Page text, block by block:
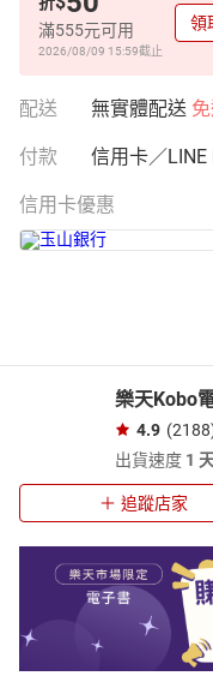
滿555元可用
2026/08/09 15:59截止
領
配送 無實體配送
付款 信用卡／LINE
信用卡優惠
樂天Kobo
4.9
出貨速度 1
追蹤店家